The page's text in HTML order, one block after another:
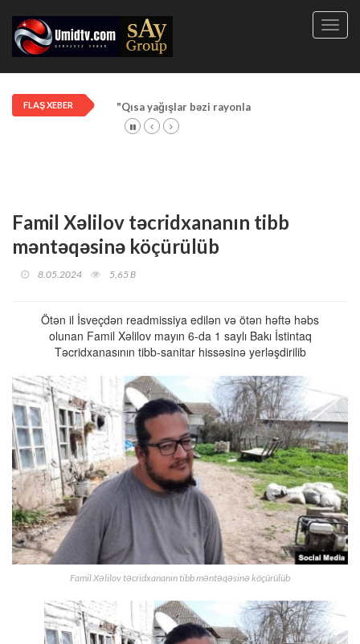
FLAŞ XEBER "Qısa yağışlar bəzi rayonlarda davam edir"
Famil Xəlilov təcridxananın tibb
məntəqəsinə köçürülüb
8.05.2024 5,65 B
Ötən il İsveçdən readmissiya edilən və ötən həftə həbs
olunan Famil Xəlilov mayın 6-da 1 saylı Bakı İstintaq
Təcridxanasının tibb-sanitar hissəsinə yerləşdirilib
Famil Xəlilov təcridxananın tibb məntəqəsinə köçürülüb